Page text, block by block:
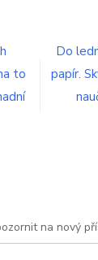
to
Do
papír.
na nový